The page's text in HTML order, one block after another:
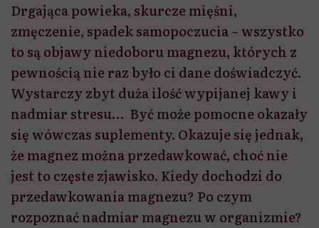
Drgająca powieka, skurcze mięśni,
zmęczenie, spadek samopoczucia – wszystko
to są objawy niedoboru magnezu, których z
pewnością nie raz było ci dane doświadczyć.
Wystarczy zbyt duża ilość wypijanej kawy i
nadmiar stresu… Być może pomocne okazały
się wówczas suplementy. Okazuje się jednak,
że magnez można przedawkować, choć nie
jest to częste zjawisko. Kiedy dochodzi do
przedawkowania magnezu? Po czym
rozpoznać nadmiar magnezu w organizmie?